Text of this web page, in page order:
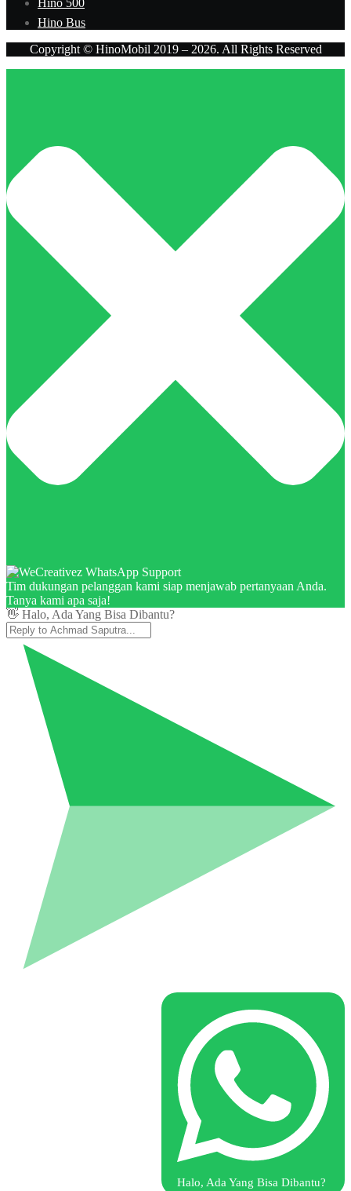
Hino Bus
Copyright © HinoMobil 2019 – 2026. All Rights Reserved
Tim dukungan pelanggan kami siap menjawab pertanyaan Anda.
Tanya kami apa saja!
👋 Halo, Ada Yang Bisa Dibantu?
Halo, Ada Yang Bisa Dibantu?